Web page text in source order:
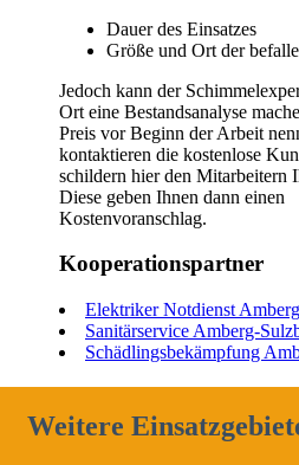
Dauer des Einsatzes
Größe und Ort der
Jedoch kann der
Ort eine Bestandsanalyse
Preis vor Beginn der Arbeit
kontaktieren die kostenlose
schildern hier den Mitarbeitern
Diese geben Ihnen dann einen
Kostenvoranschlag.
Kooperationspartner
Elektriker Notdienst
Sanitärservice Amberg-
Schädlingsbekämpfung
Weitere